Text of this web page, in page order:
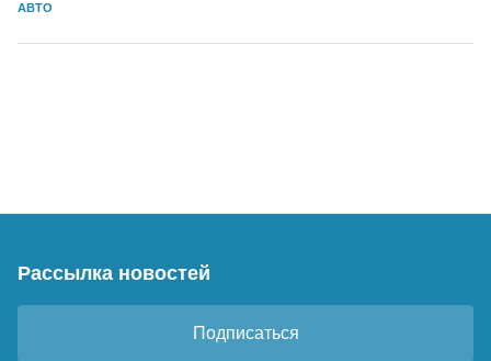
АВТО
Рассылка новостей
Подписаться